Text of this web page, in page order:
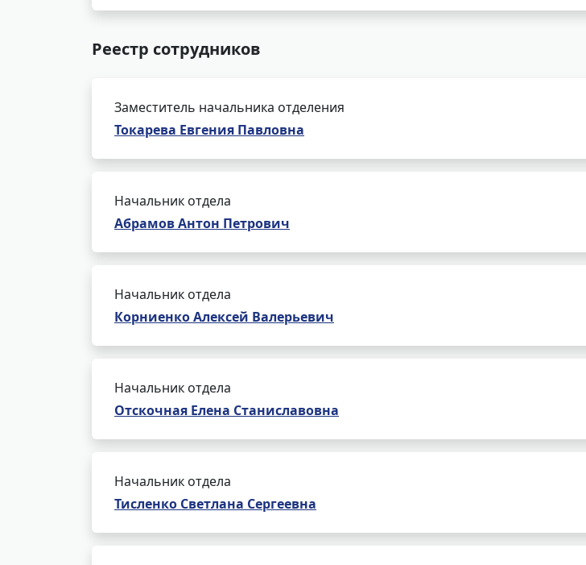
Реестр сотрудников
Заместитель начальника отделения
Токарева Евгения Павловна
Начальник отдела
Абрамов Антон Петрович
Начальник отдела
Корниенко Алексей Валерьевич
Начальник отдела
Отскочная Елена Станиславовна
Начальник отдела
Тисленко Светлана Сергеевна